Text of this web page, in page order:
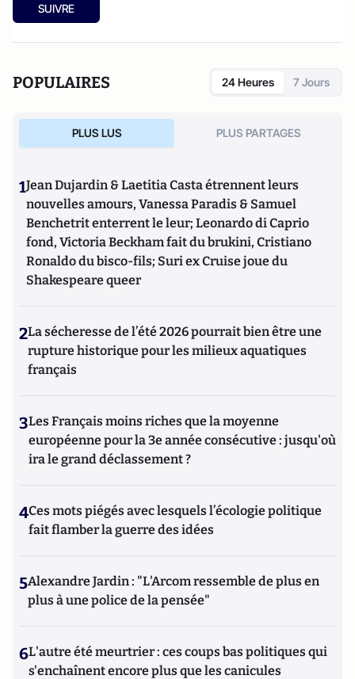
SUIVRE
POPULAIRES 24 Heures 7 Jours
PLUS LUS PLUS PARTAGES
1Jean Dujardin & Laetitia Casta étrennent leurs
nouvelles amours, Vanessa Paradis & Samuel
Benchetrit enterrent le leur; Leonardo di Caprio
fond, Victoria Beckham fait du brukini, Cristiano
Ronaldo du bisco-fils; Suri ex Cruise joue du
Shakespeare queer
2La sécheresse de l’été 2026 pourrait bien être une
rupture historique pour les milieux aquatiques
français
3Les Français moins riches que la moyenne
européenne pour la 3e année consécutive : jusqu'où
ira le grand déclassement ?
4Ces mots piégés avec lesquels l’écologie politique
fait flamber la guerre des idées
5Alexandre Jardin : "L'Arcom ressemble de plus en
plus à une police de la pensée"
6L'autre été meurtrier : ces coups bas politiques qui
s'enchaînent encore plus que les canicules